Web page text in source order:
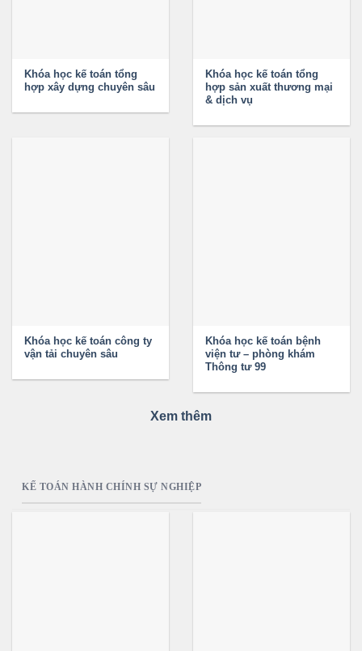
Khóa học kế toán tổng
hợp xây dựng chuyên sâu
Khóa học kế toán tổng
hợp sản xuất thương mại
& dịch vụ
Khóa học kế toán công ty
vận tải chuyên sâu
Khóa học kế toán bệnh
viện tư – phòng khám
Thông tư 99
Xem thêm
KẾ TOÁN HÀNH CHÍNH SỰ NGHIỆP